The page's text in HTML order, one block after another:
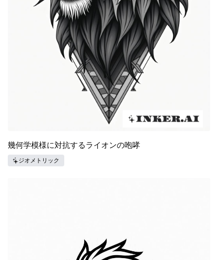
幾何学模様に対抗するライオンの咆哮
ジオメトリック